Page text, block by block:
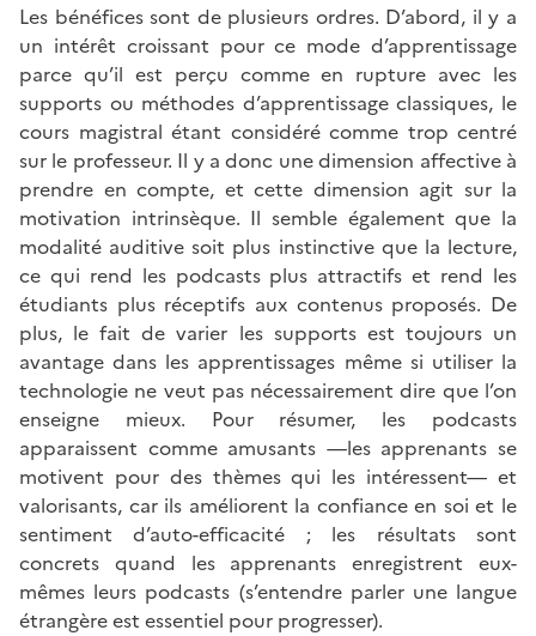
Les bénéfices sont de plusieurs ordres. D’abord, il y a
un intérêt croissant pour ce mode d’apprentissage
parce qu’il est perçu comme en rupture avec les
supports ou méthodes d’apprentissage classiques, le
cours magistral étant considéré comme trop centré
sur le professeur. Il y a donc une dimension affective à
prendre en compte, et cette dimension agit sur la
motivation intrinsèque. Il semble également que la
modalité auditive soit plus instinctive que la lecture,
ce qui rend les podcasts plus attractifs et rend les
étudiants plus réceptifs aux contenus proposés. De
plus, le fait de varier les supports est toujours un
avantage dans les apprentissages même si utiliser la
technologie ne veut pas nécessairement dire que l’on
enseigne mieux. Pour résumer, les podcasts
apparaissent comme amusants —les apprenants se
motivent pour des thèmes qui les intéressent— et
valorisants, car ils améliorent la confiance en soi et le
sentiment d’auto-efficacité ; les résultats sont
concrets quand les apprenants enregistrent eux-
mêmes leurs podcasts (s’entendre parler une langue
étrangère est essentiel pour progresser).